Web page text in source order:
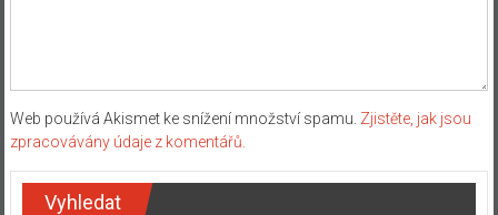
Web používá Akismet ke snížení množství spamu. Zjistěte, jak jsou
zpracovávány údaje z komentářů.
Vyhledat